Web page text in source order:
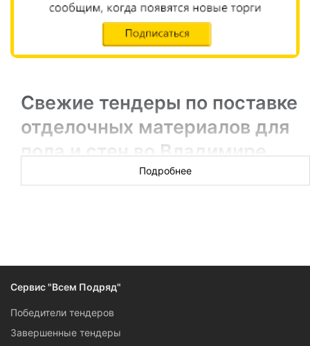
Свежие тендеры по поставке
отделочных материалов для
пола и стен во Владимире
Новых торгов за сегодня: 29
регистрируйтесь, чтобы получать информацию одними из
первых.
Подробнее
Сервис "Всем Подряд"
Победители тендеров
Завершенные тендеры